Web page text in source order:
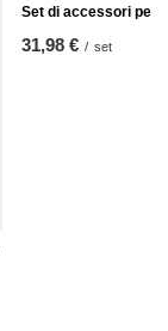
Set di accessori per
31,98 € / set